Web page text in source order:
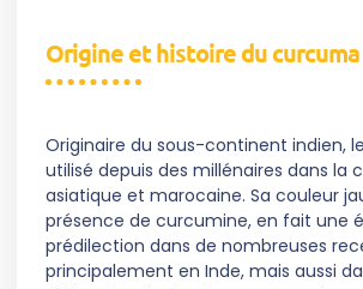
Origine et histoire du curcuma
Originaire du sous-continent indien,
utilisé depuis des millénaires dans la
asiatique et marocaine. Sa couleur
présence de curcumine, en fait une
prédilection dans de nombreuses
principalement en Inde, mais aussi